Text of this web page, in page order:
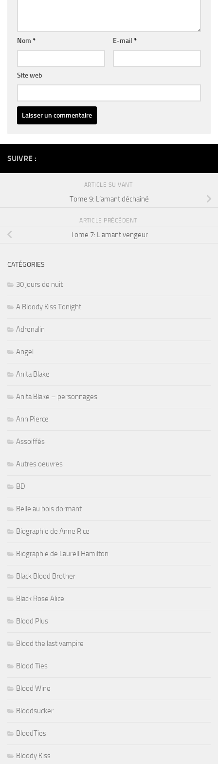
Nom * E-mail *
Site web
SUIVRE :
ARTICLE SUIVANT
Tome 9: L’amant déchaîné
ARTICLE PRÉCÉDENT
Tome 7: L’amant vengeur
CATÉGORIES
30 jours de nuit
A Bloody Kiss Tonight
Adrenalin
Angel
Anita Blake
Anita Blake – personnages
Ann Pierce
Assoiffés
Autres oeuvres
BD
Belle au bois dormant
Biographie de Anne Rice
Biographie de Laurell Hamilton
Black Blood Brother
Black Rose Alice
Blood Plus
Blood the last vampire
Blood Ties
Blood Wine
Bloodsucker
BloodTies
Bloody Kiss